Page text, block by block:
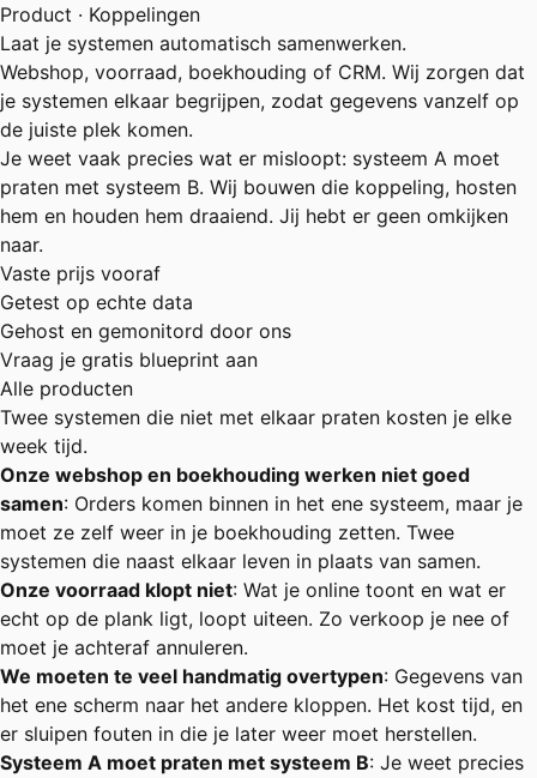
Product · Koppelingen
Laat je systemen automatisch samenwerken.
Webshop, voorraad, boekhouding of CRM. Wij zorgen dat
je systemen elkaar begrijpen, zodat gegevens vanzelf op
de juiste plek komen.
Je weet vaak precies wat er misloopt: systeem A moet
praten met systeem B. Wij bouwen die koppeling, hosten
hem en houden hem draaiend. Jij hebt er geen omkijken
naar.
Vaste prijs vooraf
Getest op echte data
Gehost en gemonitord door ons
Vraag je gratis blueprint aan
Alle producten
Twee systemen die niet met elkaar praten kosten je elke
week tijd.
Onze webshop en boekhouding werken niet goed
samen: Orders komen binnen in het ene systeem, maar je
moet ze zelf weer in je boekhouding zetten. Twee
systemen die naast elkaar leven in plaats van samen.
Onze voorraad klopt niet: Wat je online toont en wat er
echt op de plank ligt, loopt uiteen. Zo verkoop je nee of
moet je achteraf annuleren.
We moeten te veel handmatig overtypen: Gegevens van
het ene scherm naar het andere kloppen. Het kost tijd, en
er sluipen fouten in die je later weer moet herstellen.
Systeem A moet praten met systeem B: Je weet precies